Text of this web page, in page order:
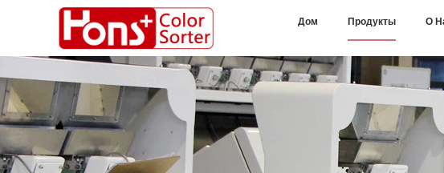
Дом Продукты О